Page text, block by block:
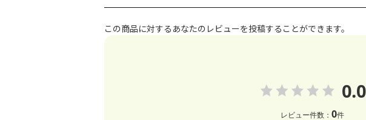
この商品に対するあなたのレビューを投稿することができます。
0.0
レビュー件数： 0件